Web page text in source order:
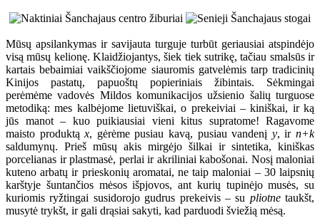
Mūsų apsilankymas ir savijauta turguje turbūt geriausiai atspindėjo
visą mūsų kelionę. Klaidžiojantys, šiek tiek sutrikę, tačiau smalsūs ir
kartais bebaimiai vaikščiojome siauromis gatvelėmis tarp tradicinių
Kinijos pastatų, papuoštų popieriniais žibintais. Sėkmingai
perėmėme vadovės Mildos komunikacijos užsienio šalių turguose
metodiką: mes kalbėjome lietuviškai, o prekeiviai – kiniškai, ir ką
jūs manot – kuo puikiausiai vieni kitus supratome! Ragavome
maisto produktąx, gėrėme pusiau kavą, pusiau vandenį y, irn+k
saldumynų. Prieš mūsų akis mirgėjo šilkai ir sintetika, kiniškas
porcelianas ir plastmasė, perlai ir akriliniai kabošonai. Nosį maloniai
kuteno arbatų ir prieskonių aromatai, ne taip maloniai – 30 laipsnių
karštyje šuntančios mėsos išpjovos, ant kurių tupinėjo musės, su
kuriomis ryžtingai susidorojo gudrus prekeivis – su pliotnetaukšt,
musytė trykšt, ir gali drąsiai sakyti, kad parduodi šviežią mėsą.